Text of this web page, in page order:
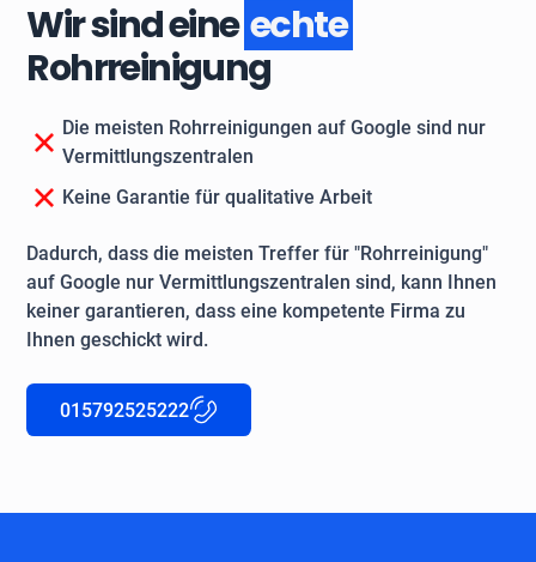
Wir sind eineechte
Rohrreinigung
Die meisten Rohrreinigungen auf Google sind nur
Vermittlungszentralen
Keine Garantie für qualitative Arbeit
Dadurch, dass die meisten Treffer für "Rohrreinigung"
auf Google nur Vermittlungszentralen sind, kann Ihnen
keiner garantieren, dass eine kompetente Firma zu
Ihnen geschickt wird.
015792525222